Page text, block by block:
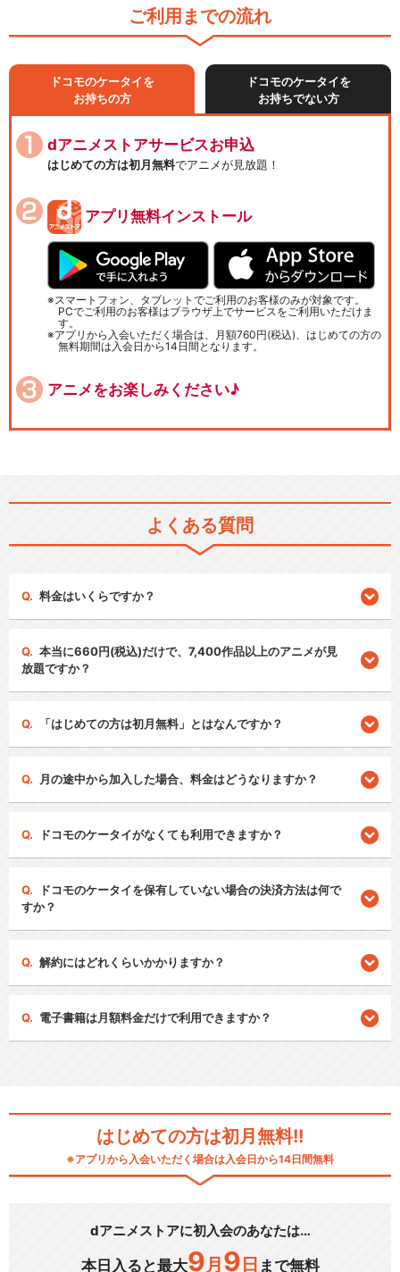
ご利用までの流れ
ドコモのケータイを
お持ちの方
ドコモのケータイを
お持ちでない方
dアニメストアサービスお申込
はじめての方は初月無料でアニメが見放題！
アプリ無料インストール
スマートフォン、タブレットでご利用のお客様のみが対象です。
PCでご利用のお客様はブラウザ上でサービスをご利用いただけま
す。
アプリから入会いただく場合は、月額760円(税込)、はじめての方の
無料期間は入会日から14日間となります。
アニメをお楽しみください♪
よくある質問
料金はいくらですか？
本当に660円(税込)だけで、7,400作品以上のアニメが見
放題ですか？
「はじめての方は初月無料」とはなんですか？
月の途中から加入した場合、料金はどうなりますか？
ドコモのケータイがなくても利用できますか？
ドコモのケータイを保有していない場合の決済方法は何で
すか？
解約にはどれくらいかかりますか？
電子書籍は月額料金だけで利用できますか？
はじめての方は初月無料!!
※アプリから入会いただく場合は入会日から14日間無料
dアニメストアに初入会のあなたは…
本日入ると最大9 月 9 日 まで無料